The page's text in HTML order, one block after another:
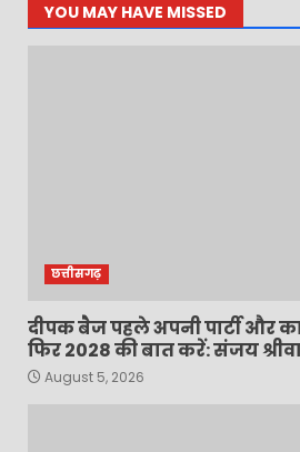
YOU MAY HAVE MISSED
छत्तीसगढ़
दीपक बैज पहले अपनी पार्टी और
फिर 2028 की बात करें: संजय
August 5, 2026